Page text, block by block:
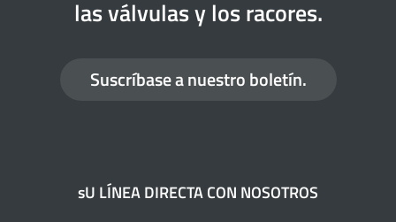
las válvulas y los racores.
Suscríbase a nuestro boletín.
sU LÍNEA DIRECTA CON NOSOTROS